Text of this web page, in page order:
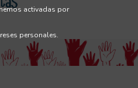
activadas por
personales.